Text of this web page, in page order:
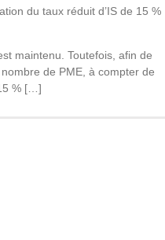
du taux réduit d’IS de 15 %
maintenu. Toutefois, afin de
de PME, à compter de
% […]